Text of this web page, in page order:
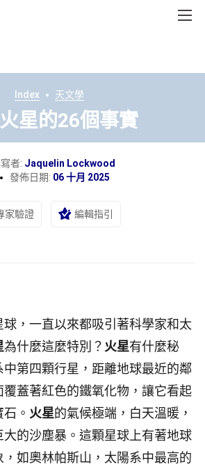
Index 天文學
星的26個事實
者: Jaquelin Lockwood
發佈日期: 06 十月 2025
家驗證 編輯指引
球，一直以來都吸引著科學家和太
為什麼這麼特別？ 火星有什麼秘
中第四顆行星，距離地球最近的鄰
蓋著紅色的鐵氧化物，讓它看起
。 火星的氣候極端，白天溫暖，
的沙塵暴。這顆星球上有著地球
，如奧林帕斯山，太陽系中最高的